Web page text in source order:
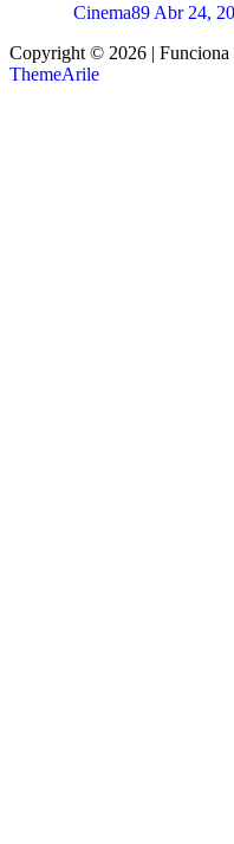
Cinema89 Abr 24,
Copyright © 2026 | Funciona
ThemeArile